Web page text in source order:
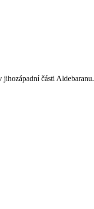
části Aldebaranu.